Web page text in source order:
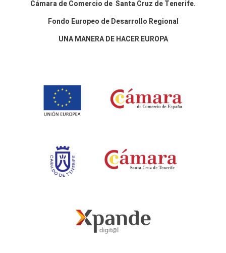
Cámara de Comercio de Santa Cruz de Tenerife.
Fondo Europeo de Desarrollo Regional
UNA MANERA DE HACER EUROPA